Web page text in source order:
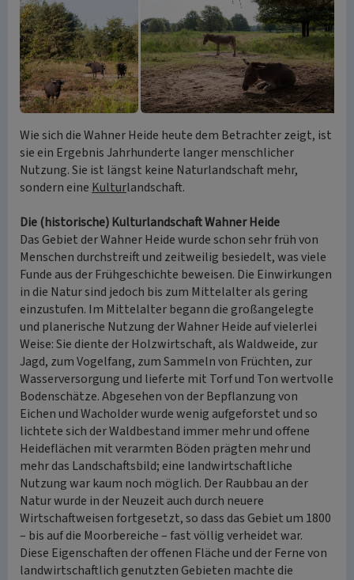
Wie sich die Wahner Heide heute dem Betrachter zeigt, ist
sie ein Ergebnis Jahrhunderte langer menschlicher
Nutzung. Sie ist längst keine Naturlandschaft mehr,
sondern eine Kulturlandschaft.
Die (historische) Kulturlandschaft Wahner Heide
Das Gebiet der Wahner Heide wurde schon sehr früh von
Menschen durchstreift und zeitweilig besiedelt, was viele
Funde aus der Frühgeschichte beweisen. Die Einwirkungen
in die Natur sind jedoch bis zum Mittelalter als gering
einzustufen. Im Mittelalter begann die großangelegte
und planerische Nutzung der Wahner Heide auf vielerlei
Weise: Sie diente der Holzwirtschaft, als Waldweide, zur
Jagd, zum Vogelfang, zum Sammeln von Früchten, zur
Wasserversorgung und lieferte mit Torf und Ton wertvolle
Bodenschätze. Abgesehen von der Bepflanzung von
Eichen und Wacholder wurde wenig aufgeforstet und so
lichtete sich der Waldbestand immer mehr und offene
Heideflächen mit verarmten Böden prägten mehr und
mehr das Landschaftsbild; eine landwirtschaftliche
Nutzung war kaum noch möglich. Der Raubbau an der
Natur wurde in der Neuzeit auch durch neuere
Wirtschaftweisen fortgesetzt, so dass das Gebiet um 1800
– bis auf die Moorbereiche – fast völlig verheidet war.
Diese Eigenschaften der offenen Fläche und der Ferne von
landwirtschaftlich genutzten Gebieten machte die